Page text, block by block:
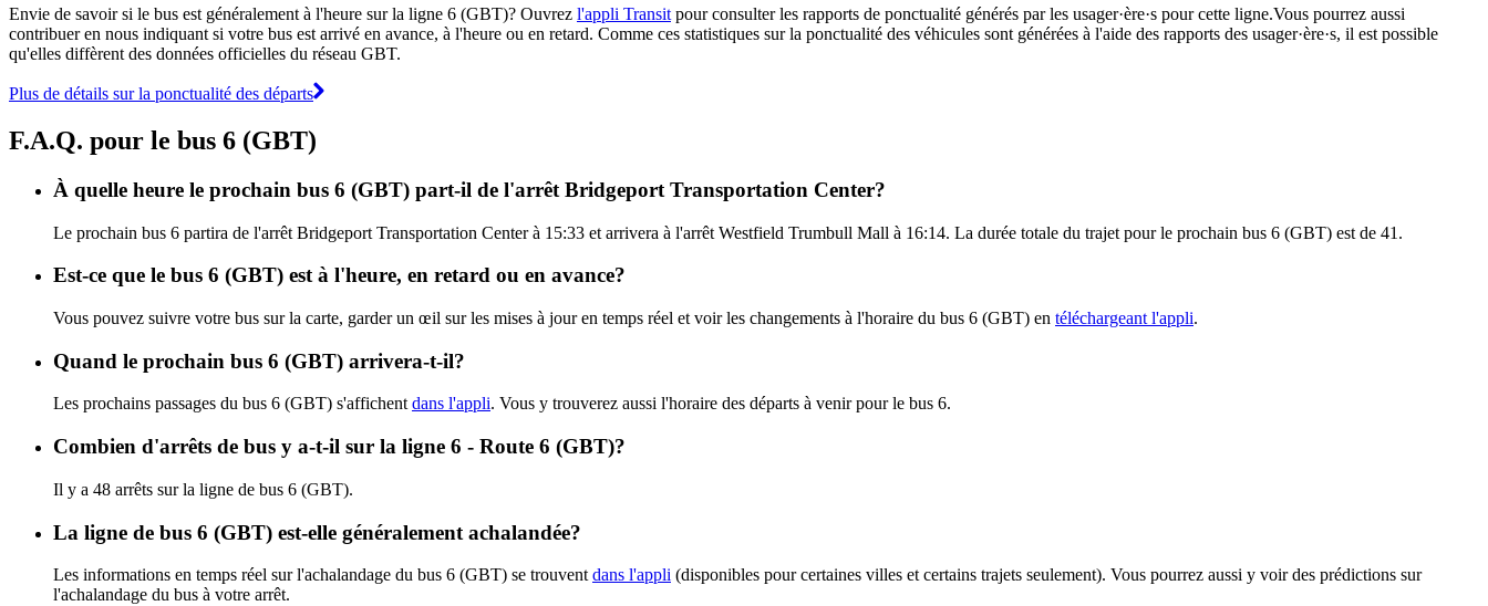
Envie de savoir si le bus est généralement à l'heure sur la ligne 6 (GBT)? Ouvrez l'appli Transit pour consulter les rapports de ponctualité générés par les usager·ère·s pour cette ligne.Vous pourrez aussi
contribuer en nous indiquant si votre bus est arrivé en avance, à l'heure ou en retard. Comme ces statistiques sur la ponctualité des véhicules sont générées à l'aide des rapports des usager·ère·s, il est possible
qu'elles diffèrent des données officielles du réseau GBT.
Plus de détails sur la ponctualité des départs
F.A.Q. pour le bus 6 (GBT)
À quelle heure le prochain bus 6 (GBT) part-il de l'arrêt Bridgeport Transportation Center?
Le prochain bus 6 partira de l'arrêt Bridgeport Transportation Center à 15:33 et arrivera à l'arrêt Westfield Trumbull Mall à 16:14. La durée totale du trajet pour le prochain bus 6 (GBT) est de 41.
Est-ce que le bus 6 (GBT) est à l'heure, en retard ou en avance?
Vous pouvez suivre votre bus sur la carte, garder un œil sur les mises à jour en temps réel et voir les changements à l'horaire du bus 6 (GBT) en téléchargeant l'appli.
Quand le prochain bus 6 (GBT) arrivera-t-il?
Les prochains passages du bus 6 (GBT) s'affichent dans l'appli. Vous y trouverez aussi l'horaire des départs à venir pour le bus 6.
Combien d'arrêts de bus y a-t-il sur la ligne 6 - Route 6 (GBT)?
Il y a 48 arrêts sur la ligne de bus 6 (GBT).
La ligne de bus 6 (GBT) est-elle généralement achalandée?
Les informations en temps réel sur l'achalandage du bus 6 (GBT) se trouvent dans l'appli (disponibles pour certaines villes et certains trajets seulement). Vous pourrez aussi y voir des prédictions sur
l'achalandage du bus à votre arrêt.